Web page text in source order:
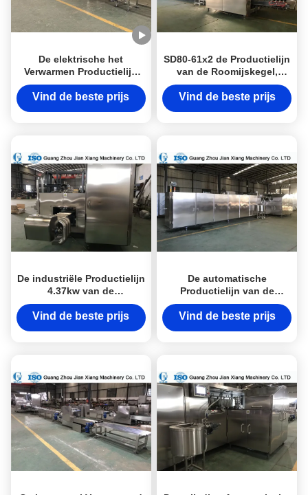
De elektrische het
Verwarmen Productielijn
van de het Roomijskegel
van het Suikerkoekje
Vind de beste prijs
SD80-61x2 de Productielijn
van de Roomijskegel,
Automatische
Kegelmachine
Vind de beste prijs
De industriële Productielijn
4.37kw van de
Roomijskegel voor het
Maken van Wafelkop/Kom
Vind de beste prijs
De automatische
Productielijn van de
Suikerkegel, 165mm Kegel
Productiemachine
Vind de beste prijs